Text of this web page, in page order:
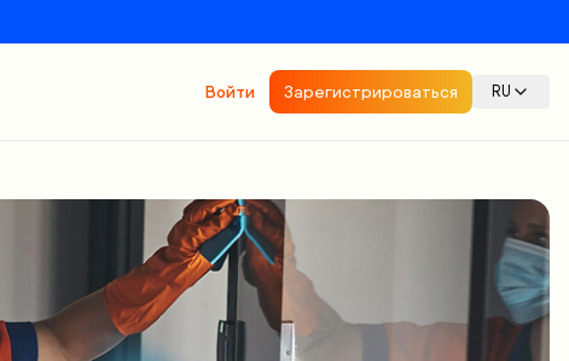
Войти Зарегистрироваться RU